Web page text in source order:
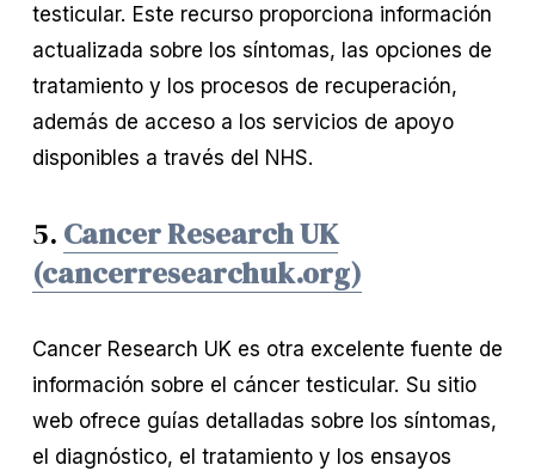
testicular. Este recurso proporciona información
actualizada sobre los síntomas, las opciones de
tratamiento y los procesos de recuperación,
además de acceso a los servicios de apoyo
disponibles a través del NHS.
5. Cancer Research UK
(cancerresearchuk.org)
Cancer Research UK es otra excelente fuente de
información sobre el cáncer testicular. Su sitio
web ofrece guías detalladas sobre los síntomas,
el diagnóstico, el tratamiento y los ensayos